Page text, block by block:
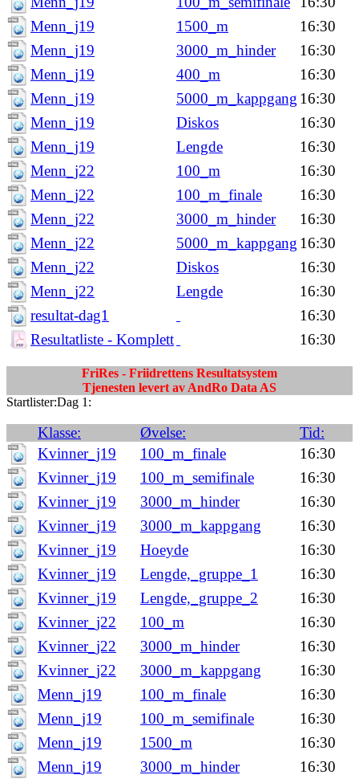
Menn_j19
1500_m
16:30
Menn_j19
3000_m_hinder
16:30
Menn_j19
400_m
16:30
Menn_j19
5000_m_kappgang 16:30
Menn_j19
Diskos
16:30
Menn_j19
Lengde
16:30
Menn_j22
100_m
16:30
Menn_j22
100_m_finale
16:30
Menn_j22
3000_m_hinder
16:30
Menn_j22
5000_m_kappgang 16:30
Menn_j22
Diskos
16:30
Menn_j22
Lengde
16:30
resultat-dag1
16:30
Resultatliste - Komplett
16:30
FriRes - Friidrettens Resultatsystem
Tjenesten levert av AndRo Data AS
Startlister:Dag 1:
Klasse: Øvelse:
Tid:
Kvinner_j19
100_m_finale
16:30
Kvinner_j19
100_m_semifinale
16:30
Kvinner_j19
3000_m_hinder
16:30
Kvinner_j19
3000_m_kappgang
16:30
Kvinner_j19
Hoeyde
16:30
Kvinner_j19
Lengde,_gruppe_1
16:30
Kvinner_j19
Lengde,_gruppe_2
16:30
Kvinner_j22
100_m
16:30
Kvinner_j22
3000_m_hinder
16:30
Kvinner_j22
3000_m_kappgang
16:30
Menn_j19
100_m_finale
16:30
Menn_j19
100_m_semifinale
16:30
Menn_j19
1500_m
16:30
Menn_j19
3000_m_hinder 16:30